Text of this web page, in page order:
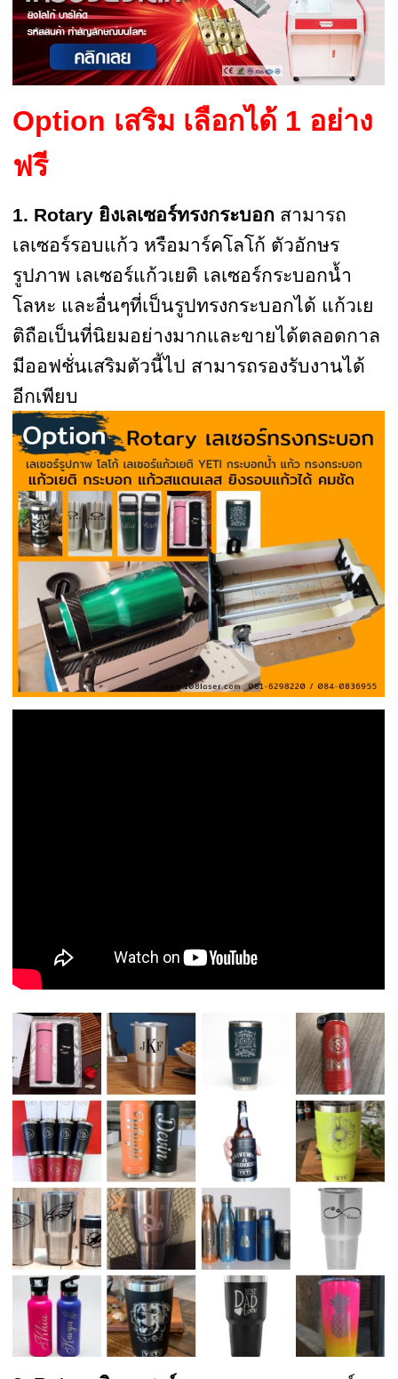
Option เสริม เลือกได้ 1 อย่าง
ฟรี
1. Rotary ยิงเลเซอร์ทรงกระบอก สามารถ
เลเซอร์รอบแก้ว หรือมาร์คโลโก้ ตัวอักษร
รูปภาพ เลเซอร์แก้วเยติ เลเซอร์กระบอกน้ำ
โลหะ และอื่นๆที่เป็นรูปทรงกระบอกได้ แก้วเย
ติถือเป็นที่นิยมอย่างมากและขายได้ตลอดกาล
มีออฟชั่นเสริมตัวนี้ไป สามารถรองรับงานได้
อีกเพียบ